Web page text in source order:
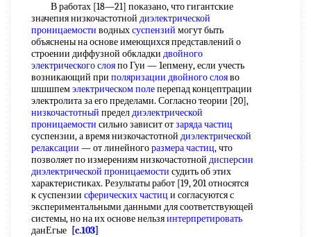
В работах [18—21] показано, что гигантские
значепия низкочастотной диэлектрической
проницаемости водныхсуспензий могут быть
объяснены на основе имеющихся представлений о
строении диффузной обкладки двойного
электрического слояпо Гуи — 1епмену, если учесть
возникающий при поляризации двойного слояво
шшшпемэлектрическом полеперепад концептрации
электролита за его пределами. Согласно теории [20],
низкочастотный пределдиэлектрической
проницаемости сильно зависит отзаряда частиц
суспензии, а время низкочастотной диэлектрической
релаксации — от линейногоразмера частиц, что
позволяет по измерениям низкочастотной дисперсии
диэлектрической проницаемости судить об этих
характеристиках. Результаты работ [19, 201 относятся
к суспензии сферических частиц и согласуются с
экспериментальными данными для соответствующей
системы, но на их основе нельзяинтерпретировать
данЕгые [c.103]